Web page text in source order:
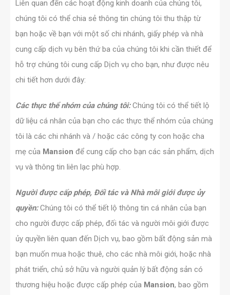
Liên quan đến các hoạt động kinh doanh của chúng tôi,
chúng tôi có thể chia sẻ thông tin chúng tôi thu thập từ
bạn hoặc về bạn với một số chi nhánh, giấy phép và nhà
cung cấp dịch vụ bên thứ ba của chúng tôi khi cần thiết để
hỗ trợ chúng tôi cung cấp Dịch vụ cho bạn, như được nêu
chi tiết hơn dưới đây:
Các thực thể nhóm của chúng tôi:Chúng tôi có thể tiết lộ
dữ liệu cá nhân của bạn cho các thực thể nhóm của chúng
tôi là các chi nhánh và / hoặc các công ty con hoặc cha
mẹ của Mansion để cung cấp cho bạn các sản phẩm, dịch
vụ và thông tin liên lạc phù hợp.
Người được cấp phép, Đối tác và Nhà môi giới được ủy
quyền:Chúng tôi có thể tiết lộ thông tin cá nhân của bạn
cho người được cấp phép, đối tác và người môi giới được
ủy quyền liên quan đến Dịch vụ, bao gồm bất động sản mà
bạn muốn mua hoặc thuê, cho các nhà môi giới, hoặc nhà
phát triển, chủ sở hữu và người quản lý bất động sản có
thương hiệu hoặc được cấp phép của Mansion, bao gồm